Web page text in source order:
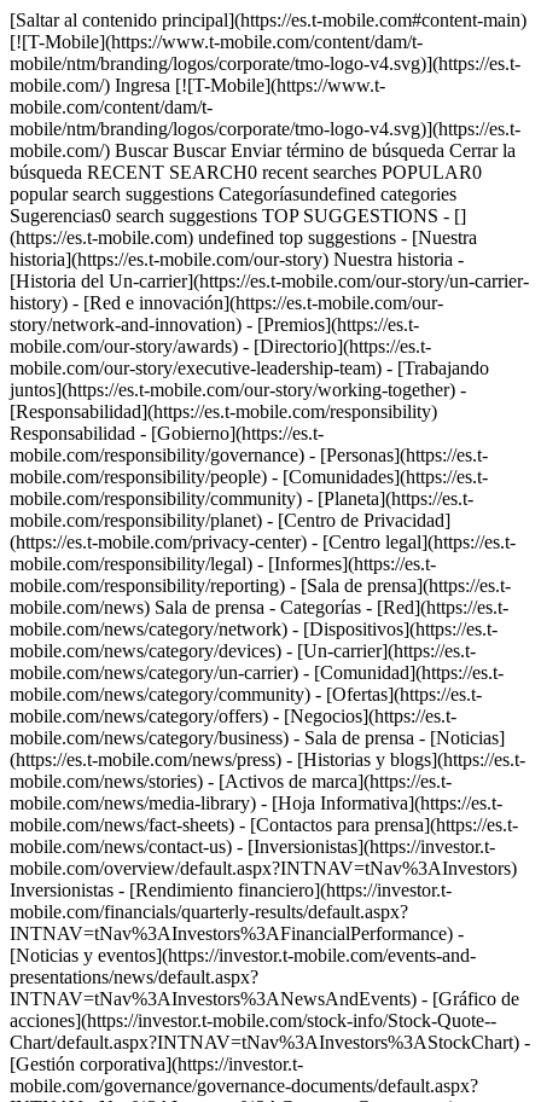
[Saltar al contenido principal](https://es.t-mobile.com#content-main)
[![T-Mobile](https://www.t-mobile.com/content/dam/t-
mobile/ntm/branding/logos/corporate/tmo-logo-v4.svg)](https://es.t-
mobile.com/) Ingresa [![T-Mobile](https://www.t-
mobile.com/content/dam/t-
mobile/ntm/branding/logos/corporate/tmo-logo-v4.svg)](https://es.t-
mobile.com/) Buscar Buscar Enviar término de búsqueda Cerrar la
búsqueda RECENT SEARCH0 recent searches POPULAR0
popular search suggestions Categoríasundefined categories
Sugerencias0 search suggestions TOP SUGGESTIONS - []
(https://es.t-mobile.com) undefined top suggestions - [Nuestra
historia](https://es.t-mobile.com/our-story) Nuestra historia -
[Historia del Un-carrier](https://es.t-mobile.com/our-story/un-carrier-
history) - [Red e innovación](https://es.t-mobile.com/our-
story/network-and-innovation) - [Premios](https://es.t-
mobile.com/our-story/awards) - [Directorio](https://es.t-
mobile.com/our-story/executive-leadership-team) - [Trabajando
juntos](https://es.t-mobile.com/our-story/working-together) -
[Responsabilidad](https://es.t-mobile.com/responsibility)
Responsabilidad - [Gobierno](https://es.t-
mobile.com/responsibility/governance) - [Personas](https://es.t-
mobile.com/responsibility/people) - [Comunidades](https://es.t-
mobile.com/responsibility/community) - [Planeta](https://es.t-
mobile.com/responsibility/planet) - [Centro de Privacidad]
(https://es.t-mobile.com/privacy-center) - [Centro legal](https://es.t-
mobile.com/responsibility/legal) - [Informes](https://es.t-
mobile.com/responsibility/reporting) - [Sala de prensa](https://es.t-
mobile.com/news) Sala de prensa - Categorías - [Red](https://es.t-
mobile.com/news/category/network) - [Dispositivos](https://es.t-
mobile.com/news/category/devices) - [Un-carrier](https://es.t-
mobile.com/news/category/un-carrier) - [Comunidad](https://es.t-
mobile.com/news/category/community) - [Ofertas](https://es.t-
mobile.com/news/category/offers) - [Negocios](https://es.t-
mobile.com/news/category/business) - Sala de prensa - [Noticias]
(https://es.t-mobile.com/news/press) - [Historias y blogs](https://es.t-
mobile.com/news/stories) - [Activos de marca](https://es.t-
mobile.com/news/media-library) - [Hoja Informativa](https://es.t-
mobile.com/news/fact-sheets) - [Contactos para prensa](https://es.t-
mobile.com/news/contact-us) - [Inversionistas](https://investor.t-
mobile.com/overview/default.aspx?INTNAV=tNav%3AInvestors)
Inversionistas - [Rendimiento financiero](https://investor.t-
mobile.com/financials/quarterly-results/default.aspx?
INTNAV=tNav%3AInvestors%3AFinancialPerformance) -
[Noticias y eventos](https://investor.t-mobile.com/events-and-
presentations/news/default.aspx?
INTNAV=tNav%3AInvestors%3ANewsAndEvents) - [Gráfico de
acciones](https://investor.t-mobile.com/stock-info/Stock-Quote--
Chart/default.aspx?INTNAV=tNav%3AInvestors%3AStockChart) -
[Gestión corporativa](https://investor.t-
mobile.com/governance/governance-documents/default.aspx?